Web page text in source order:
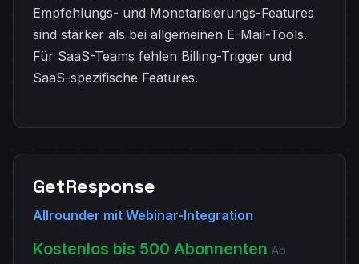
Empfehlungs- und Monetarisierungs-Features
sind stärker als bei allgemeinen E-Mail-Tools.
Für SaaS-Teams fehlen Billing-Trigger und
SaaS-spezifische Features.
GetResponse
Allrounder mit Webinar-Integration
Kostenlos bis 500 Abonnenten Ab